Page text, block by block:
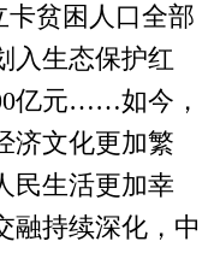
卡贫困人口全部
入生态保护红
亿元……如今，
济文化更加繁
民生活更加幸
融持续深化，中